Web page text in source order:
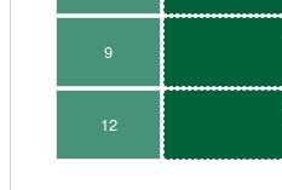
9
12